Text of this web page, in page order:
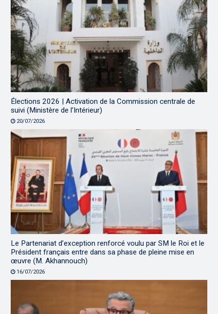
Élections 2026 | Activation de la Commission centrale de
suivi (Ministère de l’Intérieur)
20/07/2026
Le Partenariat d’exception renforcé voulu par SM le Roi et le
Président français entre dans sa phase de pleine mise en
œuvre (M. Akhannouch)
16/07/2026